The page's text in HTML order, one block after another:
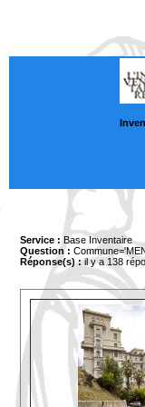
Service : Base Inventaire
Question :
Réponse(s) :il y a 138